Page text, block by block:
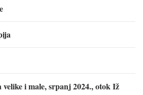
i male, srpanj 2024., otok Iž